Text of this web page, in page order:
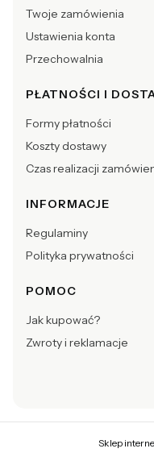
Twoje zamówienia
Ustawienia konta
Przechowalnia
PŁATNOŚCI I
Formy płatności
Koszty dostawy
Czas realizacji
INFORMACJE
Regulaminy
Polityka prywatności
POMOC
Jak kupować?
Zwroty i reklamacje
Sklep